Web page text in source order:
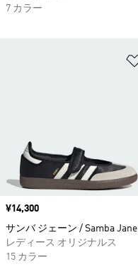
7 カラー
価格
¥14,300
サンバ ジェーン / Samba Jane
レディース オリジナルス
15 カラー